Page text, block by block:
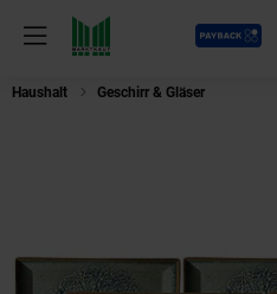
Menü
Payback
Haushalt Geschirr & Gläser